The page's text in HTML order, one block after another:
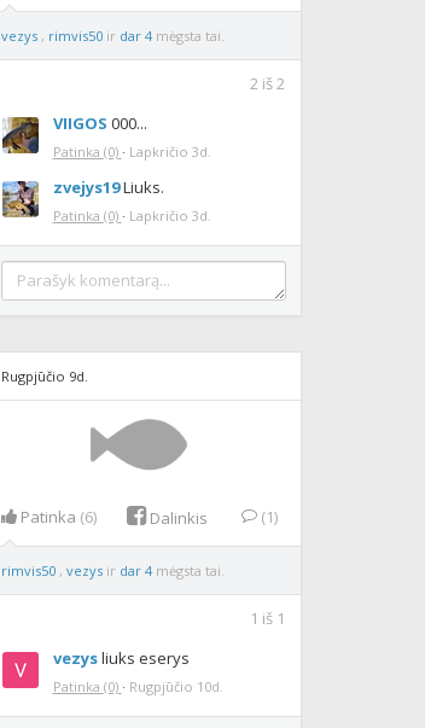
vezys , rimvis50 ir dar 4mėgsta tai.
2iš2
VIIGOS 000...
Patinka (0) · Lapkričio 3d.
zvejys19Liuks.
Patinka (0) · Lapkričio 3d.
Rugpjūčio 9d.
Patinka (6) Dalinkis (1)
rimvis50 , vezys ir dar 4mėgsta tai.
1 iš 1
vezysliuks eserys
Patinka (0) · Rugpjūčio 10d.